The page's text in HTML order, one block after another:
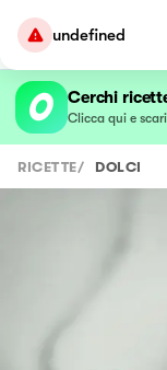
undefined
Cerchi
Clicca qui e
RICETTE/ DOLCI